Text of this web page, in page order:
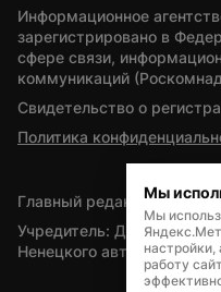
Информационное
зарегистрировано в
сфере связи,
коммуникаций
Свидетельство о
Политика
Главный редактор — А.Л.
Учредитель: Департамент
Ненецкого автономного
Мы
Мы
работу